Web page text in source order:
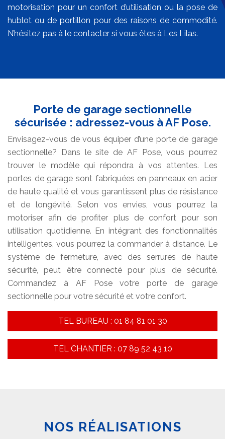
motorisation pour un confort d’utilisation ou la pose de
hublot ou de portillon pour des raisons de commodité.
N’hésitez pas à le contacter si vous êtes à Les Lilas.
Porte de garage sectionnelle
sécurisée : adressez-vous à AF Pose.
Envisagez-vous de vous équiper d’une porte de garage
sectionnelle? Dans le site de AF Pose, vous pourrez
trouver le modèle qui répondra à vos attentes. Les
portes de garage sont fabriquées en panneaux en acier
de haute qualité et vous garantissent plus de résistance
et de longévité. Selon vos envies, vous pourrez la
motoriser afin de profiter plus de confort pour son
utilisation quotidienne. En intégrant des fonctionnalités
intelligentes, vous pourrez la commander à distance. Le
système de fermeture, avec des serrures de haute
sécurité, peut être connecté pour plus de sécurité.
Commandez à AF Pose votre porte de garage
sectionnelle pour votre sécurité et votre confort.
TEL BUREAU : 01 84 81 01 30
TEL CHANTIER : 07 89 52 43 10
NOS RÉALISATIONS